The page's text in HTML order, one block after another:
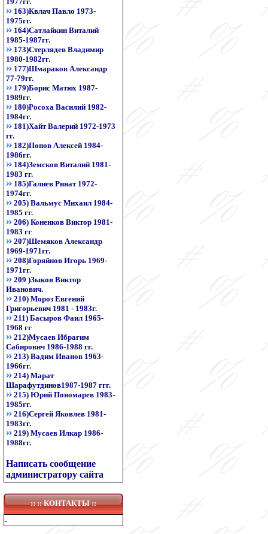
163)Квлач Павло 1973-
1975гг.
164)Сатлайкин Виталий
1985-1987гг.
173)Стерлядев Владимир
1980-1982гг.
177)Шмараков Александр
77-79гг.
179)Борис Матюх 1987-
1989гг.
180)Росоха Василий 1982-
1984гг.
181)Хайт Валерий 1972-1973
гг.
182)Попов Алексей 1984-
1986гг.
184)Земсков Виталий 1981-
1983 гг.
185)Галиев Ринат 1972-
1974гг.
205) Вальмус Михаил 1984-
1985 гг.
206) Коненков Виктор 1981-
1983 гг
207)Шемяков Александр
1969-1971гг.
208)Горяйнов Игорь 1969-
1971гг.
209 )Зыков Виктор
Иванович.
210) Мороз Евгений
Григорьевич 1981 - 1983г.
211) Басыров Фаил 1965-
1968 гг
212)Мусаев Ибрагим
Сабирович 1986-1988 гг.
213) Вадим Иванов 1963-
1966гг.
214) Марат
Шарафутдинов1987-1987 ггг.
215) Юрий Пономарев 1983-
1985гг.
216)Сергей Яковлев 1981-
1983гг.
219) Мусаев Илкар 1986-
1988гг.
Написать сообщение
администратору сайта
:: ::КОНТАКТЫ::
-